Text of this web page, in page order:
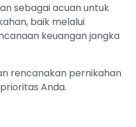
sebagai acuan untuk
baik melalui
keuangan jangka
rencanakan pernikahan
Anda.